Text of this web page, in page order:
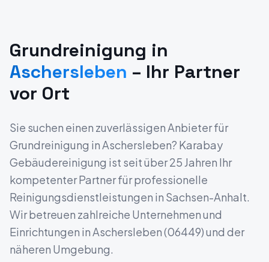
Grundreinigung in
Aschersleben – Ihr Partner
vor Ort
Sie suchen einen zuverlässigen Anbieter für
Grundreinigung inAschersleben? Karabay
Gebäudereinigung ist seit über 25 Jahren Ihr
kompetenter Partner für professionelle
Reinigungsdienstleistungen in Sachsen-Anhalt.
Wir betreuen zahlreiche Unternehmen und
Einrichtungen inAschersleben(06449) und der
näheren Umgebung.